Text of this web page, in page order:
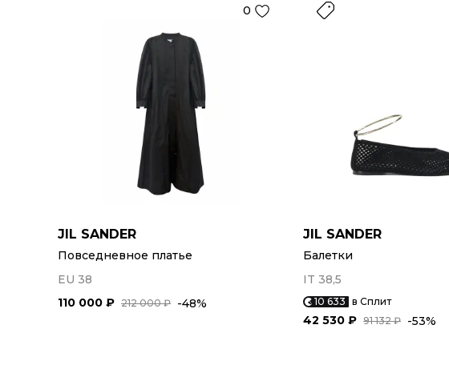
0
JIL SANDER
Повседневное платье
EU 38
212 000 ₽
110 000 ₽ -48%
JIL SANDER
Балетки
IT 38,5
10 633 в Сплит
91 132 ₽
42 530 ₽ -53%